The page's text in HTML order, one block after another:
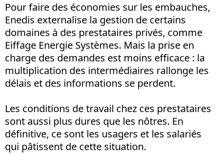
Pour faire des économies sur les embauches,
Enedis externalise la gestion de certains
domaines à des prestataires privés, comme
Eiffage Energie Systèmes. Mais la prise en
charge des demandes est moins efficace : la
multiplication des intermédiaires rallonge les
délais et des informations se perdent.
Les conditions de travail chez ces prestataires
sont aussi plus dures que les nôtres. En
définitive, ce sont les usagers et les salariés
qui pâtissent de cette situation.